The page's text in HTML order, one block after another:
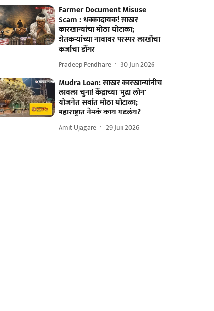
Farmer Document Misuse
Scam : धक्कादायक! साखर
कारखान्यांचा मोठा घोटाळा;
शेतकऱ्यांच्या नावावर परस्पर लाखोंचा
कर्जाचा डोंगर
Pradeep Pendhare 30 Jun 2026
Mudra Loan: साखर कारखान्यांनीच
लावला चुना! केंद्राच्या 'मुद्रा लोन'
योजनेत सर्वात मोठा घोटाळा;
महाराष्ट्रात नेमकं काय घडलंय?
Amit Ujagare 29 Jun 2026